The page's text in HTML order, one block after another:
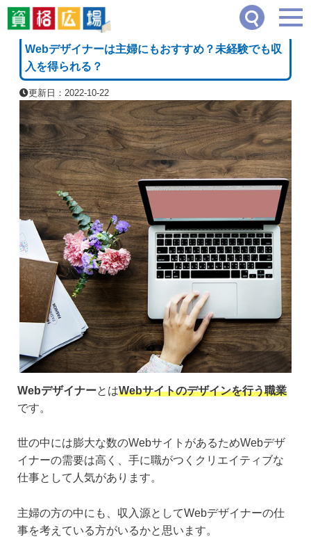
資格広場≫ デザイン・クリエイティブ系 Webデザイナーは主婦にもおすすめ？未
[PR]
Webデザイナーは主婦にもおすすめ？未経験でも収
入を得られる？
更新日：2022-10-22
WebデザイナーとはWebサイトのデザインを行う職業
です。
世の中には膨大な数のWebサイトがあるためWebデザ
イナーの需要は高く、手に職がつくクリエイティブな
仕事として人気があります。
主婦の方の中にも、収入源としてWebデザイナーの仕
事を考えている方がいるかと思います。